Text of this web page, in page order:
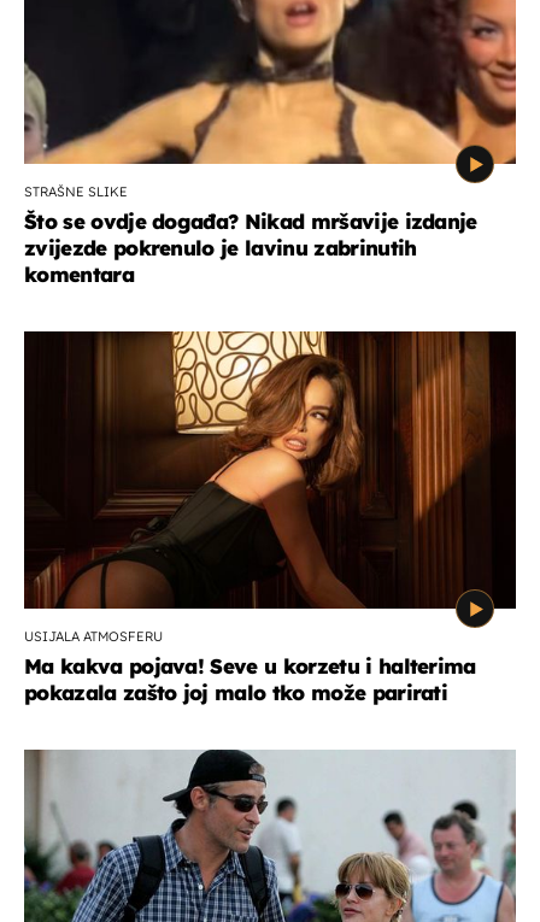
STRAŠNE SLIKE
Što se ovdje događa? Nikad mršavije izdanje
zvijezde pokrenulo je lavinu zabrinutih
komentara
USIJALA ATMOSFERU
Ma kakva pojava! Seve u korzetu i halterima
pokazala zašto joj malo tko može parirati